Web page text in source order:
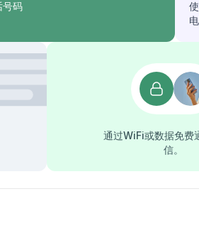
号码
通过WiFi或数据免费
信。